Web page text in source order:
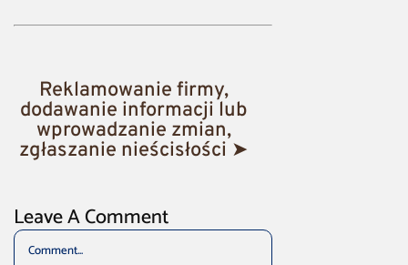
Reklamowanie firmy,
dodawanie informacji lub
wprowadzanie zmian,
zgłaszanie nieścisłości ➤
Leave A Comment
Comment